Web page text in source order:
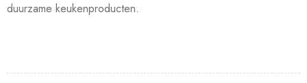
duurzame keukenproducten.